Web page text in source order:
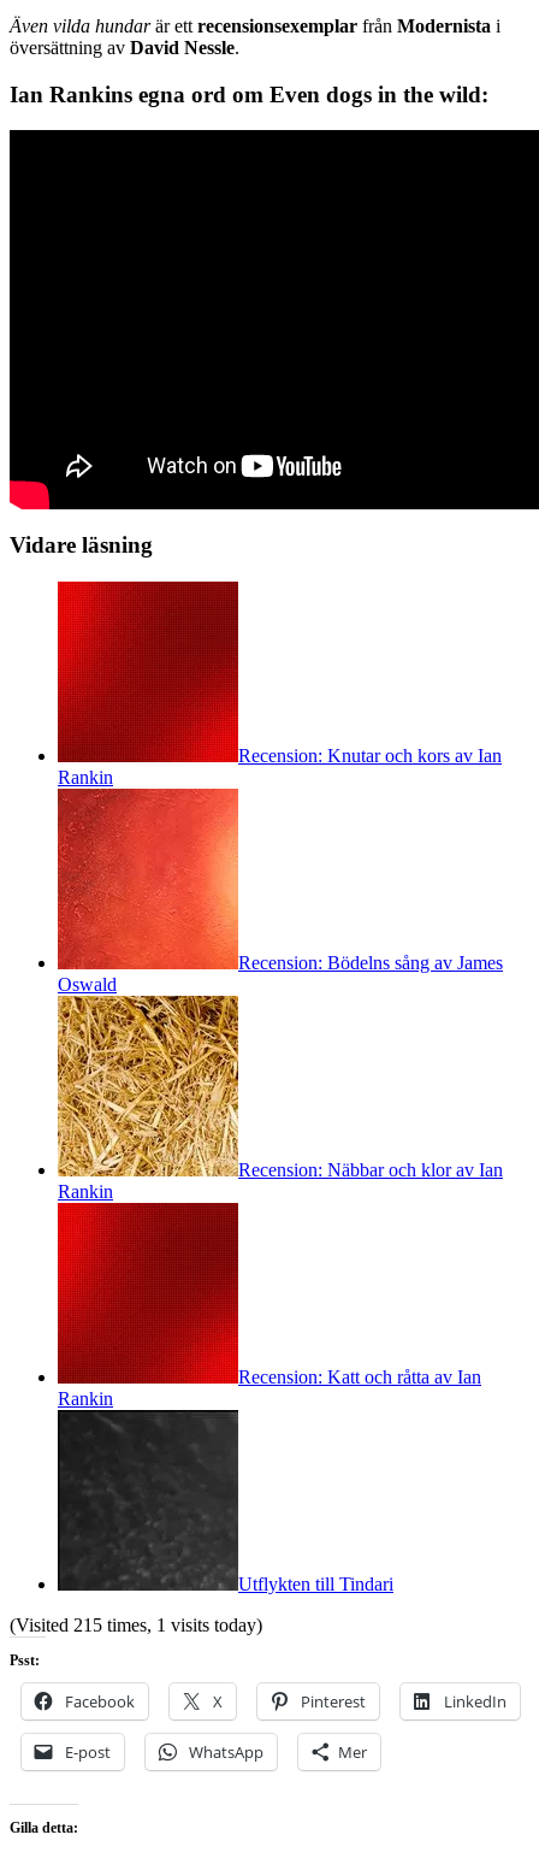
Även vilda hundarär ett recensionsexemplar från Modernista i
översättning av David Nessle.
Ian Rankins egna ord om Even dogs in the wild:
Vidare läsning
Recension: Knutar och kors av Ian
Rankin
Recension: Bödelns sång av James
Oswald
Recension: Näbbar och klor av Ian
Rankin
Recension: Katt och råtta av Ian
Rankin
Utflykten till Tindari
(Visited 215 times, 1 visits today)
Psst:
Facebook X Pinterest LinkedIn
E-post WhatsApp Mer
Gilla detta: